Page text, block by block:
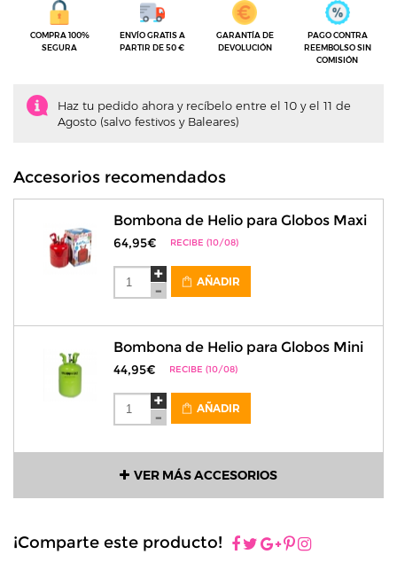
COMPRA 100%
SEGURA
ENVÍO GRATIS A
PARTIR DE 50 €
GARANTÍA DE
DEVOLUCIÓN
PAGO CONTRA
REEMBOLSO SIN
COMISIÓN
Haz tu pedido ahora y recíbelo entre el 10 y el 11 de
Agosto (salvo festivos y Baleares)
Accesorios recomendados
Bombona de Helio para Globos Maxi
64,95€ RECIBE (10/08)
AÑADIR
Bombona de Helio para Globos Mini
44,95€ RECIBE (10/08)
AÑADIR
VER MÁS ACCESORIOS
¡Comparte este producto!